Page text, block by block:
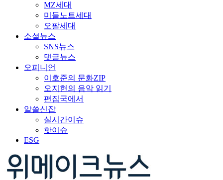
MZ세대
미들노트세대
오팔세대
소셜뉴스
SNS뉴스
댓글뉴스
오피니언
이호준의 문화ZIP
오지헌의 음악 읽기
편집국에서
알쓸신잡
실시간이슈
핫이슈
ESG